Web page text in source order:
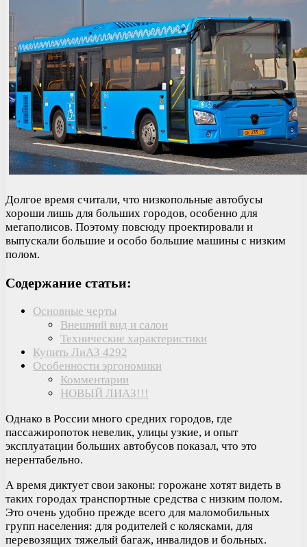
Долгое время считали, что низкопольные автобусы
хороши лишь для больших городов, особенно для
мегаполисов. Поэтому повсюду проектировали и
выпускали большие и особо большие машины с низким
полом.
Содержание статьи:
Основные черты
Внешний вид и салон
Технические характеристики
Купить ЛиАЗ 4292
Особенности эргономики
Комментарии
НОВЫЙ ЛИАЗ!!!
Однако в России много средних городов, где
пассажиропоток невелик, улицы узкие, и опыт
эксплуатации больших автобусов показал, что это
нерентабельно.
А время диктует свои законы: горожане хотят видеть в
таких городах транспортные средства с низким полом.
Это очень удобно прежде всего для маломобильных
групп населения: для родителей с колясками, для
перевозящих тяжелый багаж, инвалидов и больных.